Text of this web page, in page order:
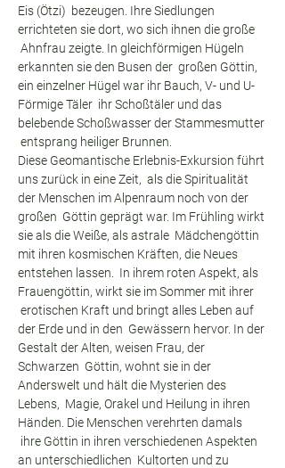
Eis (Ötzi)  bezeugen. Ihre Siedlungen
errichteten sie dort, wo sich ihnen die große
Ahnfrau zeigte. In gleichförmigen Hügeln
erkannten sie den Busen der  großen Göttin,
ein einzelner Hügel war ihr Bauch, V- und U-
Förmige Täler  ihr Schoßtäler und das
belebende Schoßwasser der Stammesmutter
entsprang heiliger Brunnen.
Diese Geomantische Erlebnis-Exkursion führt
uns zurück in eine Zeit,  als die Spiritualität
der Menschen im Alpenraum noch von der
großen  Göttin geprägt war. Im Frühling wirkt
sie als die Weiße, als astrale  Mädchengöttin
mit ihren kosmischen Kräften, die Neues
entstehen lassen.  In ihrem roten Aspekt, als
Frauengöttin, wirkt sie im Sommer mit ihrer
erotischen Kraft und bringt alles Leben auf
der Erde und in den  Gewässern hervor. In der
Gestalt der Alten, weisen Frau, der
Schwarzen  Göttin, wohnt sie in der
Anderswelt und hält die Mysterien des
Lebens,  Magie, Orakel und Heilung in ihren
Händen. Die Menschen verehrten damals
ihre Göttin in ihren verschiedenen Aspekten
an unterschiedlichen  Kultorten und zu